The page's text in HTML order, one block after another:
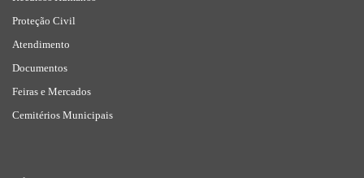
Proteção Civil
Atendimento
Documentos
Feiras e Mercados
Cemitérios Municipais